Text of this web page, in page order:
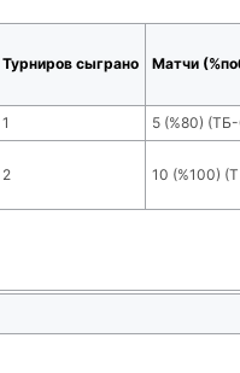
Турниров сыграно
Матчи
1 5 (%80) (ТБ-
2 10 (%100)